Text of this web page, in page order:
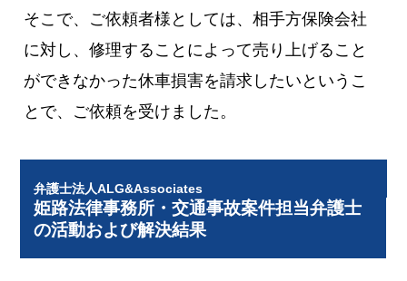
そこで、ご依頼者様としては、相手方保険会社
に対し、修理することによって売り上げること
ができなかった休車損害を請求したいというこ
とで、ご依頼を受けました。
弁護士法人ALG&Associates
姫路法律事務所・交通事故案件担当弁護士
の活動および解決結果